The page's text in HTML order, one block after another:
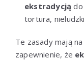
ekstradycją
tortura,
Te zasady mają
zapewnienie, że